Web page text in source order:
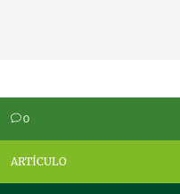
v0
ARTÍCULO